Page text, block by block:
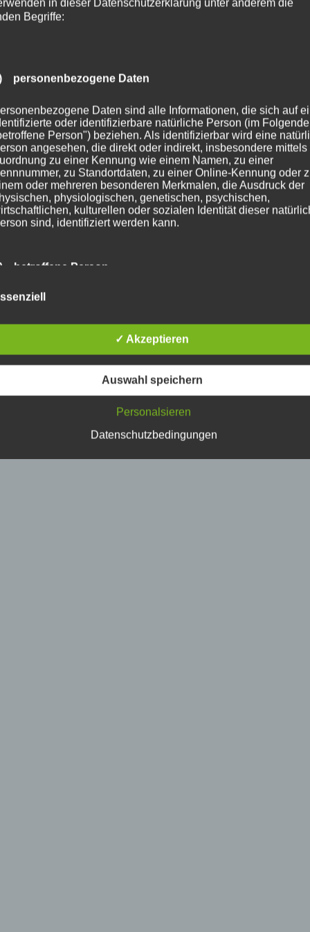
in dieser Datenschutzerklärung unter anderem die
Begriffe:
personenbezogene Daten
Daten sind alle Informationen, die sich auf
oder identifizierbare natürliche Person (im
Person") beziehen. Als identifizierbar wird eine
angesehen, die direkt oder indirekt, insbesondere mittels
zu einer Kennung wie einem Namen, zu einer
zu Standortdaten, zu einer Online-Kennung oder
oder mehreren besonderen Merkmalen, die Ausdruck der
physiologischen, genetischen, psychischen,
kulturellen oder sozialen Identität dieser
sind, identifiziert werden kann.
betroffene Person
Person ist jede identifizierte oder identifizierbare
verarbeitet werden.
Verarbeitung
Vorgang oder jede solche Vorgangsreihe im
die Organisation, das Ordnen, die Speicherung, die
die Offenlegung durch Übermittlung, Verbreitung
✓ Akzeptieren
Auswahl speichern
Personalsieren
Datenschutzbedingungen